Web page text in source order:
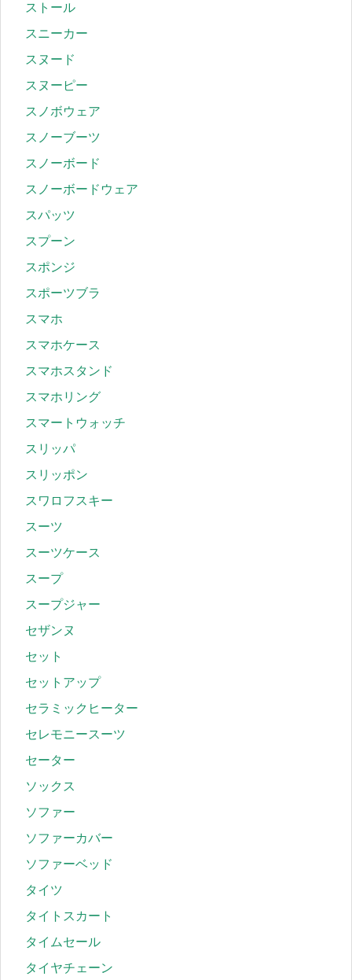
ストール
スニーカー
スヌード
スヌーピー
スノボウェア
スノーブーツ
スノーボード
スノーボードウェア
スパッツ
スプーン
スポンジ
スポーツブラ
スマホ
スマホケース
スマホスタンド
スマホリング
スマートウォッチ
スリッパ
スリッポン
スワロフスキー
スーツ
スーツケース
スープ
スープジャー
セザンヌ
セット
セットアップ
セラミックヒーター
セレモニースーツ
セーター
ソックス
ソファー
ソファーカバー
ソファーベッド
タイツ
タイトスカート
タイムセール
タイヤチェーン